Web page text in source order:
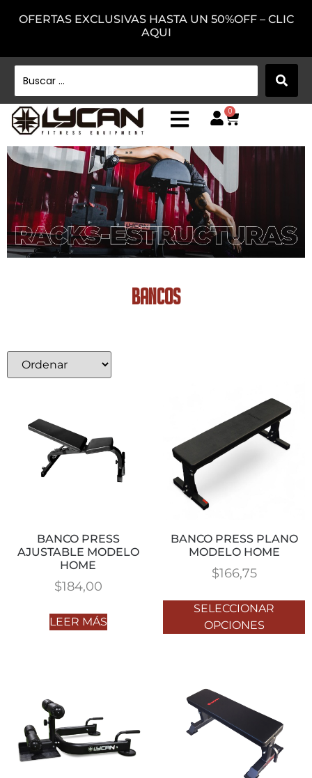
OFERTAS EXCLUSIVAS HASTA UN 50%OFF – CLIC
AQUI
0
BANCOS
BANCO PRESS
AJUSTABLE MODELO
HOME
$184,00
LEER MÁS
BANCO PRESS PLANO
MODELO HOME
$166,75
SELECCIONAR
OPCIONES